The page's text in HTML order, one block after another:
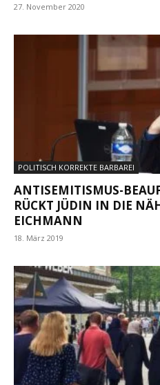
27. November 2020
POLITISCH KORREKTE BARBAREI
ANTISEMITISMUS-
RÜCKT JÜDIN IN DIE
EICHMANN
18. März 2019